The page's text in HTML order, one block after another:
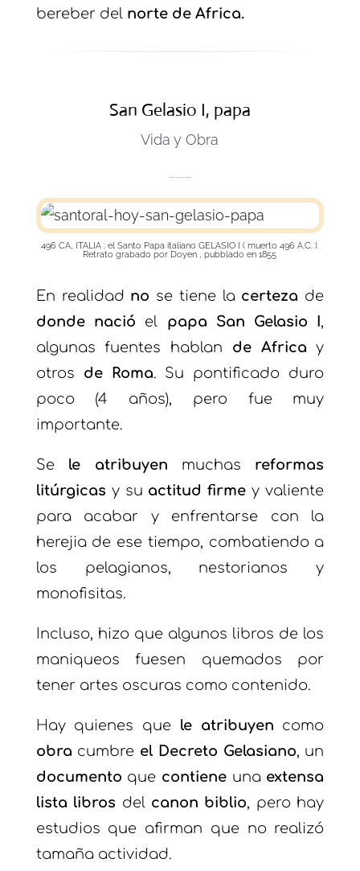
bereber del norte de Africa.
San Gelasio I, papa
Vida y Obra
496 CA, ITALIA : el Santo Papa italiano GELASIO I
( muerto 496 A.C. ).
Retrato grabado por Doyen , pubblado en 1855
En realidad no se tiene la certeza de
donde nació el papa San Gelasio I,
algunas fuentes hablan de Africa y
otros de Roma. Su pontificado duro
poco (4 años), pero fue muy
importante.
Se le atribuyen muchas reformas
litúrgicas y su actitud firme y valiente
para acabar y enfrentarse con la
herejia de ese tiempo, combatiendo a
los pelagianos, nestorianos y
monofisitas.
Incluso, hizo que algunos libros de los
maniqueos fuesen quemados por
tener artes oscuras como contenido.
Hay quienes que le atribuyen como
obra cumbre el Decreto Gelasiano, un
documento que contiene una extensa
lista libros del canon biblio, pero hay
estudios que afirman que no realizó
tamaña actividad.